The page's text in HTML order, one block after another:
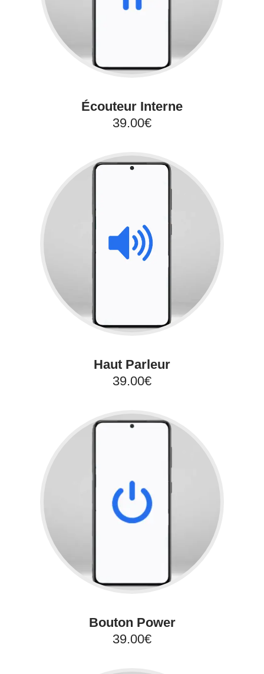
Écouteur Interne
39.00€
Haut Parleur
39.00€
Bouton Power
39.00€